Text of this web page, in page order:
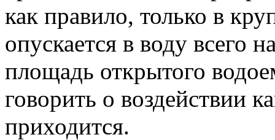
как правило, только в
опускается в воду всего
площадь открытого
говорить о воздействии
приходится.